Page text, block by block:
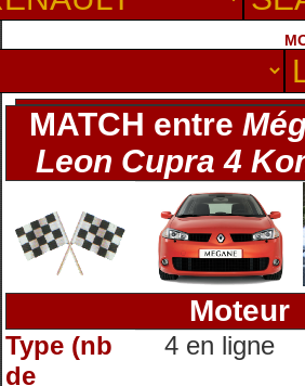
MATCH entre
Leon Cupra 4
Moteur
Type (nb
de
4 en ligne